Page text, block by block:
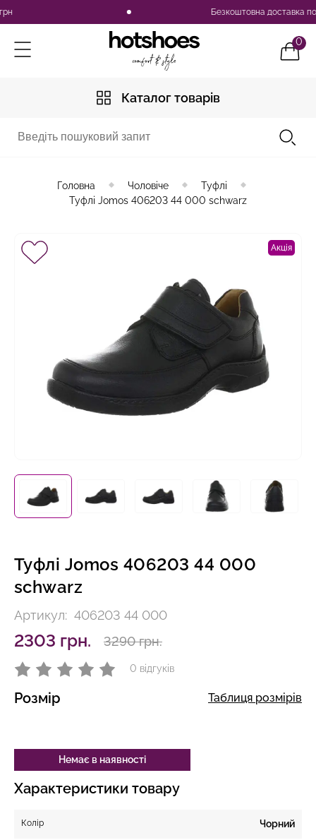
Безкоштовна доставка по
0
Каталог товарів
Головна Чоловіче
Туфлі
Туфлі Jomos 406203 44 000 schwarz
Акція
Туфлі Jomos 406203 44 000
schwarz
Артикул: 406203 44 000
2303 грн. 3290 грн.
0 відгуків
Розмір Таблиця розмірів
Немає в наявності
Характеристики товару
Колір Чорний